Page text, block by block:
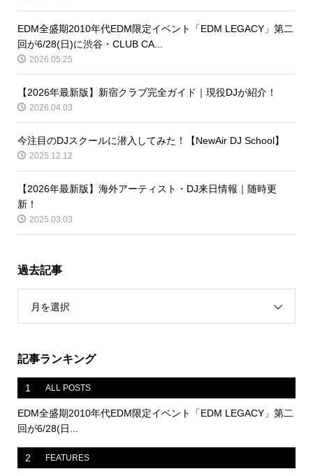
EDM全盛期2010年代EDM限定イベント「EDM LEGACY」第二
回が6/28(日)に渋谷・CLUB CA...
2026.05.25
【2026年最新版】新宿クラブ完全ガイド｜現役DJが紹介！
2026.04.03
今注目のDJスクールに潜入してみた！【NewAir DJ School】
2025.12.12
【2026年最新版】海外アーティスト・DJ来日情報｜随時更
新！
2025.03.03
過去記事
月を選択
記事ランキング
1 ALL POSTS
EDM全盛期2010年代EDM限定イベント「EDM LEGACY」第二
回が6/28(日...
2 FEATURES